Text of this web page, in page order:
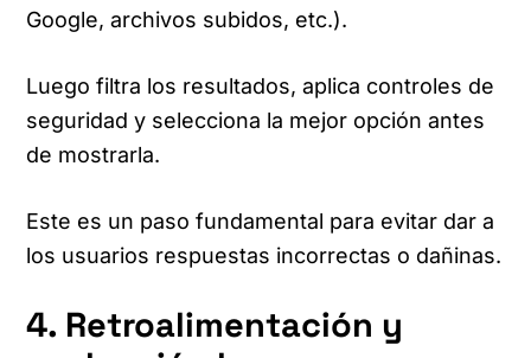
Google, archivos subidos, etc.).
Luego filtra los resultados, aplica controles de
seguridad y selecciona la mejor opción antes
de mostrarla.
Este es un paso fundamental para evitar dar a
los usuarios respuestas incorrectas o dañinas.
4. Retroalimentación y